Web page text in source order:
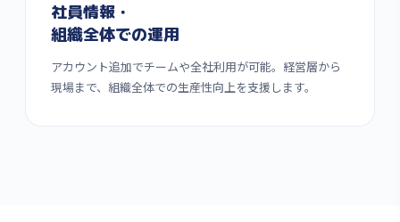
社員情報・
組織全体での運用
アカウント追加でチームや全社利用が可能。経営層から
現場まで、組織全体での生産性向上を支援します。